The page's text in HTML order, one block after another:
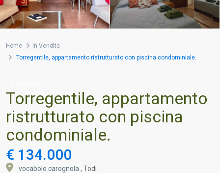
Home
In Vendita
Torregentile, appartamento ristrutturato con piscina condominiale.
Torregentile, appartamento
ristrutturato con piscina
condominiale.
€ 134.000
vocabolo carognola , Todi